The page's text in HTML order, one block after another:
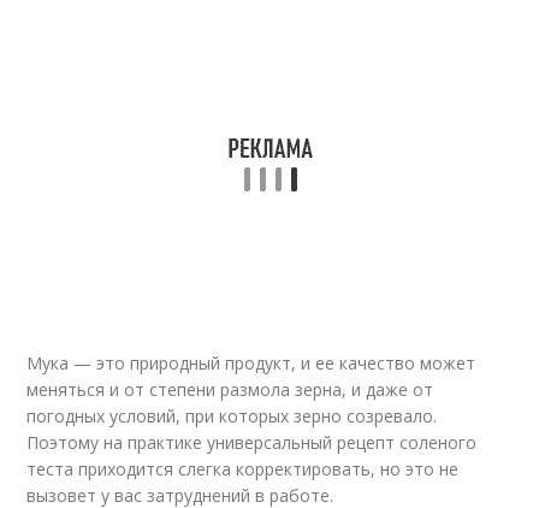
Мука — это природный продукт, и ее качество может
меняться и от степени размола зерна, и даже от
погодных условий, при которых зерно созревало.
Поэтому на практике универсальный рецепт соленого
теста приходится слегка корректировать, но это не
вызовет у вас затруднений в работе.